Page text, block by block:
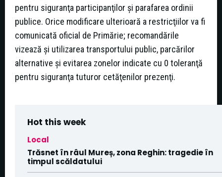
pentru siguranţa participanţilor şi parafarea ordinii
publice. Orice modificare ulterioară a restricţiilor va fi
comunicată oficial de Primărie; recomandările
vizează şi utilizarea transportului public, parcărilor
alternative şi evitarea zonelor indicate cu 0 toleranţă
pentru siguranţa tuturor cetăţenilor prezenţi.
Hot this week
Local
Trăsnet în râul Mureș, zona Reghin: tragedie în
timpul scăldatului